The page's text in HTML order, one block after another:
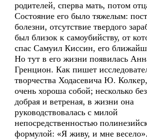
родителей, сперва мать, потом
Состояние его было тяжелым:
болезни, отсутствие твердого
был близок к самоубийству, от
спас Самуил Киссин, его
Но тут в его жизни появилась
Гренцион. Как пишет
творчества Ходасевича Ю.
очень хороша собой; несколько
добрая и ветреная, в жизни она
руководствовалась с милой
непосредственностью
формулой: «Я живу, и мне